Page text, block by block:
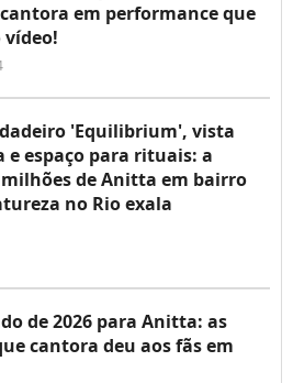
em performance que
vídeo!
'Equilibrium', vista
e espaço para rituais: a
milhões de Anitta em bairro
no Rio exala
de 2026 para Anitta: as
cantora deu aos fãs em